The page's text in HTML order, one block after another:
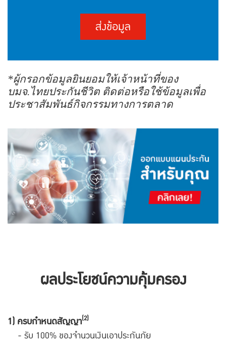
เจตนาให้ความยินยอมของข้าพเจ้า ซึ่งท่านสามารถศึกษารายละเอียดนโยบายคุ้มครองข้อมูลส่วนบุคคล
ของบริษัทและสิทธิของเจ้าของข้อมูลส่วนบุคคลได้ที่เว็บไซต์
(https://www.thailife.com/PrivacyPolicy)
ส่งข้อมูล
*ผู้กรอกข้อมูลยินยอมให้เจ้าหน้าที่ของ
บมจ.ไทยประกันชีวิต ติดต่อหรือใช้ข้อมูลเพื่อ
ประชาสัมพันธ์กิจกรรมทางการตลาด
ผลประโยชน์ความคุ้มครอง
1) ครบกำหนดสัญญา(2)
- รับ 100% ของจำนวนเงินเอาประกันภัย